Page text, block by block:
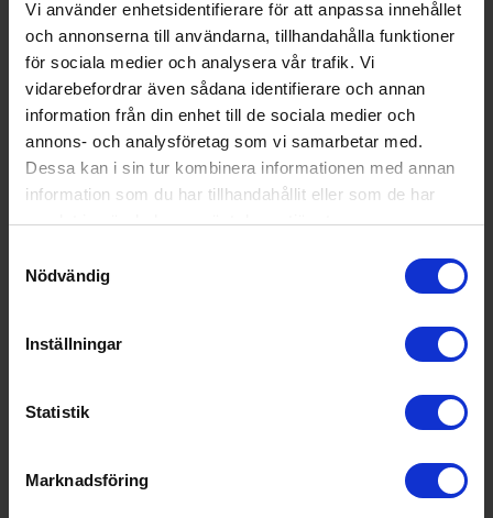
Vi använder enhetsidentifierare för att anpassa innehållet
och annonserna till användarna, tillhandahålla funktioner
för sociala medier och analysera vår trafik. Vi
vidarebefordrar även sådana identifierare och annan
information från din enhet till de sociala medier och
annons- och analysföretag som vi samarbetar med.
Dessa kan i sin tur kombinera informationen med annan
information som du har tillhandahållit eller som de har
samlat in när du har använt deras tjänster.
Nödvändig
Inställningar
Statistik
Marknadsföring
Djup (cm):
65
Totalvolym (l):
324
Utsläppsklass för luftburet ak
ustiskt buller:
C
Ljudnivå:
39 decibel A (svagt prass
år):
opisk, Utökad temperatur